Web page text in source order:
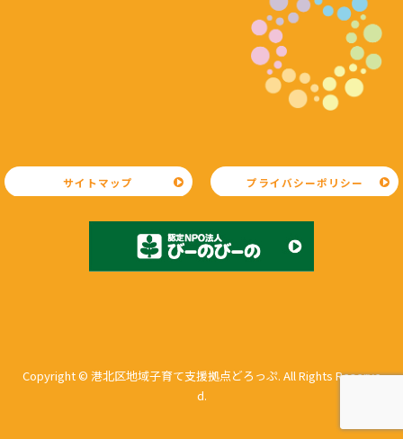
サイトマップ プライバシーポリシー
Copyright © 港北区地域子育て支援拠点どろっぷ. All Rights Reserve
d.